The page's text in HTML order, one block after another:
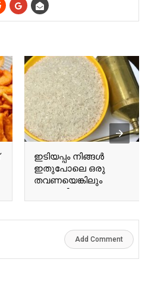
ഇടിയപ്പം നിങ്ങൾ
ഇതുപോലെ ഒരു
തവണയെങ്കിലും
ഉണ്ടാക്കി നോക്കൂ…
പിന്നെ ഇങ്ങനെ
Add Comment